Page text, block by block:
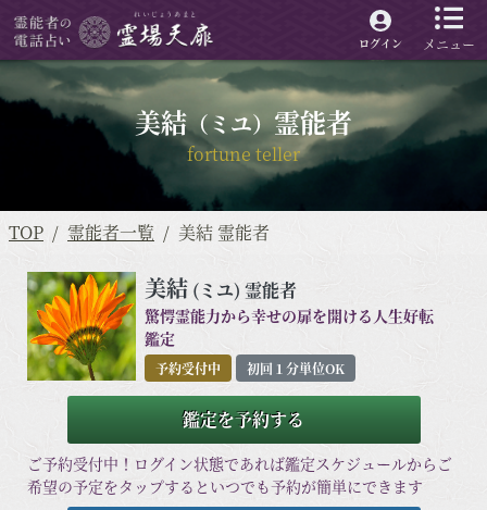
メニュー
ログイン
美結（ミユ）霊能者
fortune teller
TOP 霊能者一覧 美結 霊能者
美結 (ミユ) 霊能者
驚愕霊能力から幸せの扉を開ける人生好転
鑑定
予約受付中 初回１分単位OK
鑑定を予約する
ご予約受付中！ログイン状態であれば鑑定スケジュールからご
希望の予定をタップするといつでも予約が簡単にできます